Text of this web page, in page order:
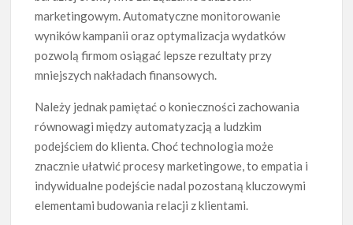
marketingowym. Automatyczne monitorowanie
wyników kampanii oraz optymalizacja wydatków
pozwolą firmom osiągać lepsze rezultaty przy
mniejszych nakładach finansowych.
Należy jednak pamiętać o konieczności zachowania
równowagi między automatyzacją a ludzkim
podejściem do klienta. Choć technologia może
znacznie ułatwić procesy marketingowe, to empatia i
indywidualne podejście nadal pozostaną kluczowymi
elementami budowania relacji z klientami.